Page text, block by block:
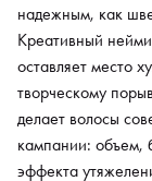
надежным, как
Креативный
оставляет место
творческому
делает волосы
кампании: объем,
эффекта